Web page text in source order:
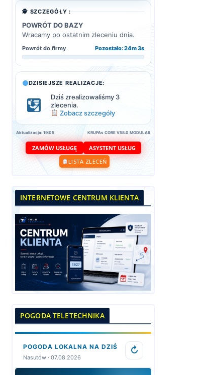
🕵️ SZCZEGÓŁY :
POWRÓT DO BAZY
Wracamy po ostatnim zleceniu dnia.
Powrót do firmy Pozostało: 24m 1s
DZISIEJSZE REALIZACJE:
Dziś zrealizowaliśmy 3
zlecenia.
Zobacz szczegóły
Aktualizacja: 19:05 KRUPAs CORE V58.0 MODULAR
ZAMÓW USŁUGĘ
ASYSTENT USŁUG
LISTA ZLECEŃ
INTERNETOWE CENTRUM KLIENTA
POGODA TELETECHNIKA
POGODA LOKALNA NA DZIŚ
Nasutów · 07.08.2026
↻